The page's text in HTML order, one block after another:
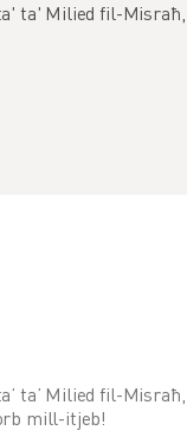
ta' Milied fil-
ta’ Milied fil-
mill-itjeb!